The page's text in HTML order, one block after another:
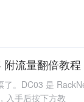
流量翻倍教程
。DC03 是
入手后按下方教